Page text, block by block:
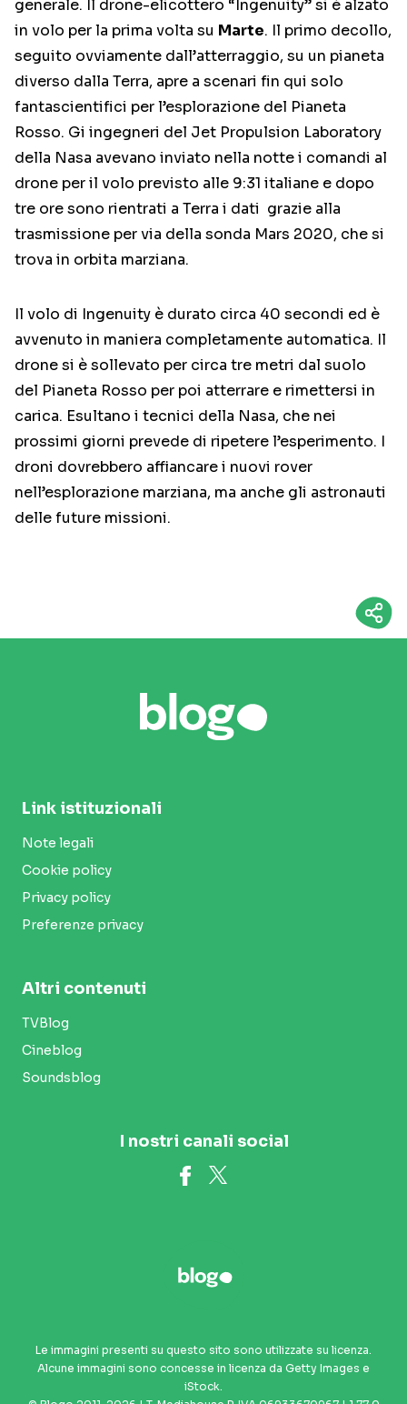
generale. Il drone-elicottero “Ingenuity” si è alzato
in volo per la prima volta su Marte. Il primo decollo,
seguito ovviamente dall’atterraggio, su un pianeta
diverso dalla Terra, apre a scenari fin qui solo
fantascientifici per l’esplorazione del Pianeta
Rosso. Gi ingegneri del Jet Propulsion Laboratory
della Nasa avevano inviato nella notte i comandi al
drone per il volo previsto alle 9:31 italiane e dopo
tre ore sono rientrati a Terra i dati grazie alla
trasmissione per via della sonda Mars 2020, che si
trova in orbita marziana.
Il volo di Ingenuity è durato circa 40 secondi ed è
avvenuto in maniera completamente automatica. Il
drone si è sollevato per circa tre metri dal suolo
del Pianeta Rosso per poi atterrare e rimettersi in
carica. Esultano i tecnici della Nasa, che nei
prossimi giorni prevede di ripetere l’esperimento. I
droni dovrebbero affiancare i nuovi rover
nell’esplorazione marziana, ma anche gli astronauti
delle future missioni.
Link istituzionali
Note legali
Cookie policy
Privacy policy
Preferenze privacy
Altri contenuti
TVBlog
Cineblog
Soundsblog
I nostri canali social
Le immagini presenti su questo sito sono utilizzate su licenza.
Alcune immagini sono concesse in licenza da Getty Images e
iStock.